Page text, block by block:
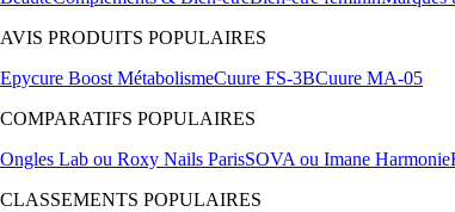
AVIS PRODUITS POPULAIRES
Epycure Boost MétabolismeCuure FS-3BCuure MA-05
COMPARATIFS POPULAIRES
Ongles Lab ou Roxy Nails ParisSOVA ou Imane Harmonie
CLASSEMENTS POPULAIRES